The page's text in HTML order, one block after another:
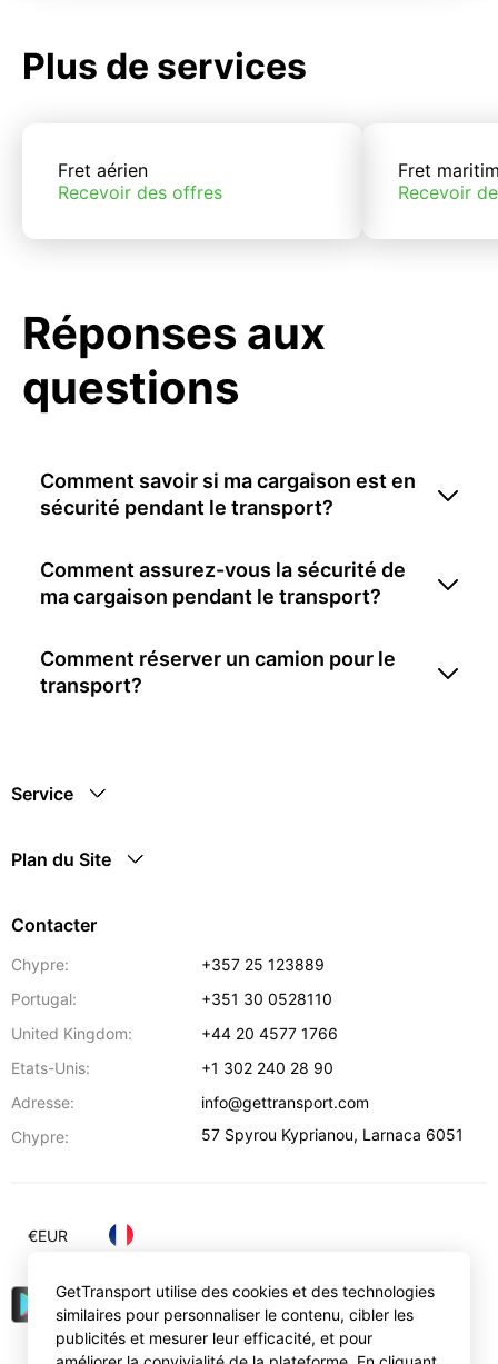
Plus de services
Fret aérien
Recevoir des offres
Fret
Recevoir
Réponses aux
questions
Comment savoir si ma cargaison est en
sécurité pendant le transport?
Comment assurez-vous la sécurité de
ma cargaison pendant le transport?
Comment réserver un camion pour le
transport?
Service
Plan du Site
Contacter
Chypre:
+357 25 123889
Portugal:
+351 30 0528110
United Kingdom:
+44 20 4577 1766
Etats-Unis:
+1 302 240 28 90
Adresse:
info@gettransport.com
Chypre:
57 Spyrou Kyprianou, Larnaca 6051
€EUR
GetTransport utilise des cookies et des technologies
similaires pour personnaliser le contenu, cibler les
publicités et mesurer leur efficacité, et pour